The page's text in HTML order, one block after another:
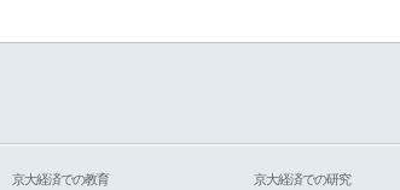
京大経済での教育
京大経済での研究